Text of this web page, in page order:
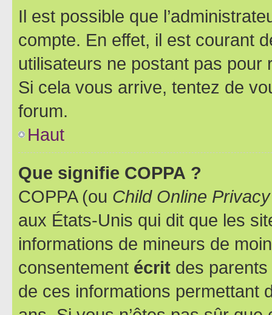
Il est possible que
compte. En effet, il est courant
utilisateurs ne postant pas pour
Si cela vous arrive, tentez de
forum.
Haut
Que signifie COPPA ?
COPPA (ou Child Online
aux États-Unis qui dit que les
informations de mineurs de
consentement écrit des parents
de ces informations permettant